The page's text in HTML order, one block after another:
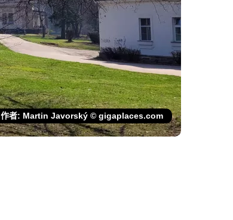
作者: Martin Javorský © gigaplaces.com